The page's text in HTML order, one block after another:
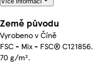
Země původu
Vyrobeno v Číně
FSC - Mix - FSC® C121856.
70 g/m².